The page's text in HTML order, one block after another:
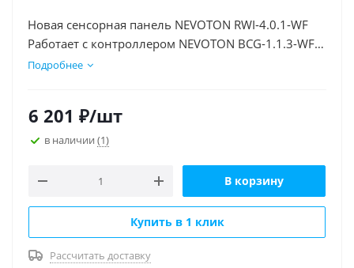
Новая сенсорная панель NEVOTON RWI-4.0.1-WF
Работает с контроллером NEVOTON BCG-1.1.3-WF
(приобретается отдельно).
Подробнее
6 201 ₽/шт
в наличии (1)
В корзину
Купить в 1 клик
Рассчитать доставку